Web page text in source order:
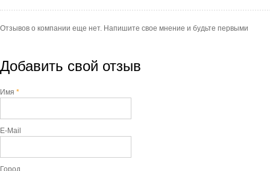
Отзывов о компании еще нет. Напишите свое мнение и будьте первыми
Добавить свой отзыв
Имя *
E-Mail
Город